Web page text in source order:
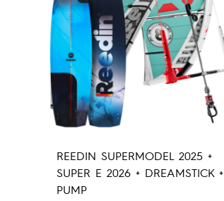
REEDIN SUPERMODEL 2025 +
SUPER E 2026 + DREAMSTICK +
PUMP